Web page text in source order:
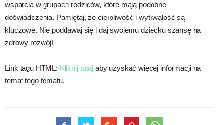
wsparcia w grupach rodziców, które mają podobne
doświadczenia. Pamiętaj, że cierpliwość i wytrwałość są
kluczowe. Nie poddawaj się i daj swojemu dziecku szansę na
zdrowy rozwój!
Link tagu HTML: Kliknij tutaj aby uzyskać więcej informacji na
temat tego tematu.